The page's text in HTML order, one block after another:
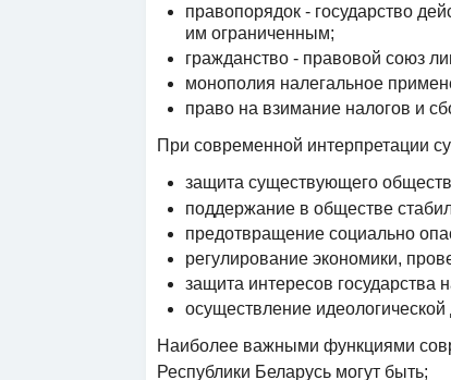
правопорядок - государство
им ограниченным;
гражданство - правовой союз
монополия налегальное
право на взимание налогов и
При современной интерпретации
защита существующего
поддержание в обществе
предотвращение социально
регулирование экономики,
защита интересов государства
осуществление
Наиболее важными функциями
Республики Беларусь могут быть;